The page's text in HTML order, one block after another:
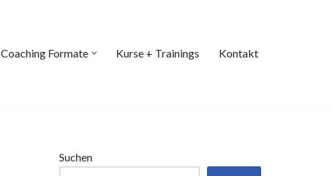
Coaching Formate Kurse + Trainings Kontakt
Suchen